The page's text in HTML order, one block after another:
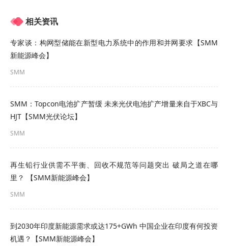
月工业硅累计产量在142万吨，同比增幅22%。
2024年全年预计国内工业硅供应超460万吨，加上
97硅、再生硅等其他硅供应，预计全年硅供应量超
工业硅企业数量达200余家，2023年全国top10企业
供应占比在57%，top20企业供应占比在66%，随着
头部企业产能扩张，以及一体化配套产能，行业产
内蒙、甘肃、宁夏等地产能快速增加工业硅季节供
应特点继续弱化
2023年工业硅新增产能规划超百万吨，实际投产产
能在48万吨远不急预期，主要受到一线人力紧张、
相关资讯
专家谈：构网型储能在新型电力系统中的作用和并网要求【SMM
新能源峰会】
SMM
SMM：Topcon电池扩产暂缓 未来光伏电池扩产增量来自于XBC与
HJT【SMM光伏论坛】
SMM
再生铅行业供需不平衡、回收不规范等问题突出 破局之道在哪
里？ 【SMM新能源峰会】
SMM
到2030年印度新能源需求或达175+GWh 中国企业在印度有何投资
机遇？【SMM新能源峰会】